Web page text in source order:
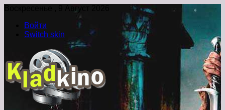
Воскресенье , 9 Август 2026
Войти
Switch skin